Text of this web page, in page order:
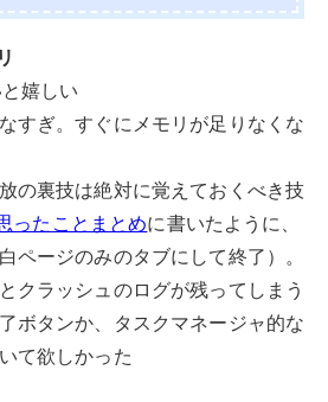
嬉しい
すぎ。すぐにメモリが足りなくな
の裏技は絶対に覚えておくべき技
ったことまとめに書いたように、
ページのみのタブにして終了）。
クラッシュのログが残ってしまう
ボタンか、タスクマネージャ的な
て欲しかった